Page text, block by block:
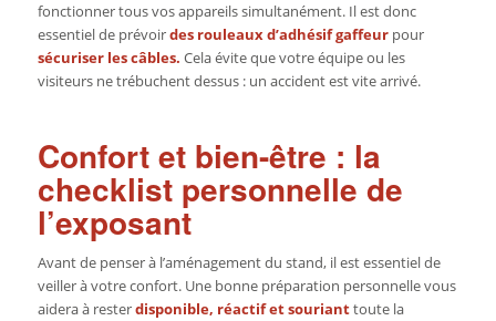
fonctionner tous vos appareils simultanément. Il est donc
essentiel de prévoirdes rouleaux d’adhésif gaffeurpour
sécuriser les câbles. Cela évite que votre équipe ou les
visiteurs ne trébuchent dessus : un accident est vite arrivé.
Confort et bien-être : la
checklist personnelle de
l’exposant
Avant de penser à l’aménagement du stand, il est essentiel de
veiller à votre confort. Une bonne préparation personnelle vous
aidera à resterdisponible, réactif et sourianttoute la